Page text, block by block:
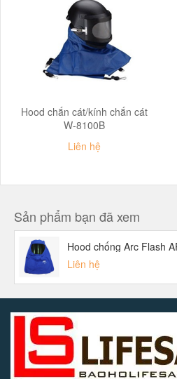
Hood chắn cát/kính chắn cát
W-8100B
Liên hệ
Sản phẩm bạn đã xem
Hood chống Arc Flash
Liên hệ